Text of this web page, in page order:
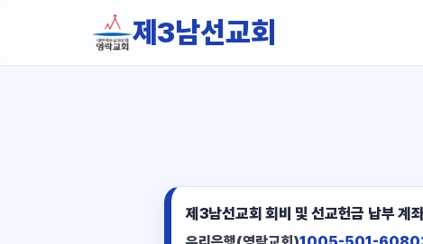
제3남선교회
제3남선교회 회비 및 선교헌금 납부 계